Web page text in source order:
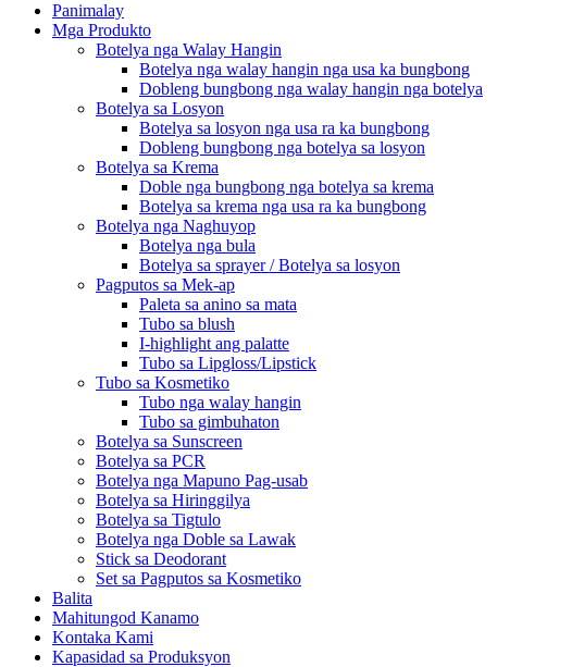
Panimalay
Mga Produkto
Botelya nga Walay Hangin
Botelya nga walay hangin nga usa ka bungbong
Dobleng bungbong nga walay hangin nga botelya
Botelya sa Losyon
Botelya sa losyon nga usa ra ka bungbong
Dobleng bungbong nga botelya sa losyon
Botelya sa Krema
Doble nga bungbong nga botelya sa krema
Botelya sa krema nga usa ra ka bungbong
Botelya nga Naghuyop
Botelya nga bula
Botelya sa sprayer / Botelya sa losyon
Pagputos sa Mek-ap
Paleta sa anino sa mata
Tubo sa blush
I-highlight ang palatte
Tubo sa Lipgloss/Lipstick
Tubo sa Kosmetiko
Tubo nga walay hangin
Tubo sa gimbuhaton
Botelya sa Sunscreen
Botelya sa PCR
Botelya nga Mapuno Pag-usab
Botelya sa Hiringgilya
Botelya sa Tigtulo
Botelya nga Doble sa Lawak
Stick sa Deodorant
Set sa Pagputos sa Kosmetiko
Balita
Mahitungod Kanamo
Kontaka Kami
Kapasidad sa Produksyon